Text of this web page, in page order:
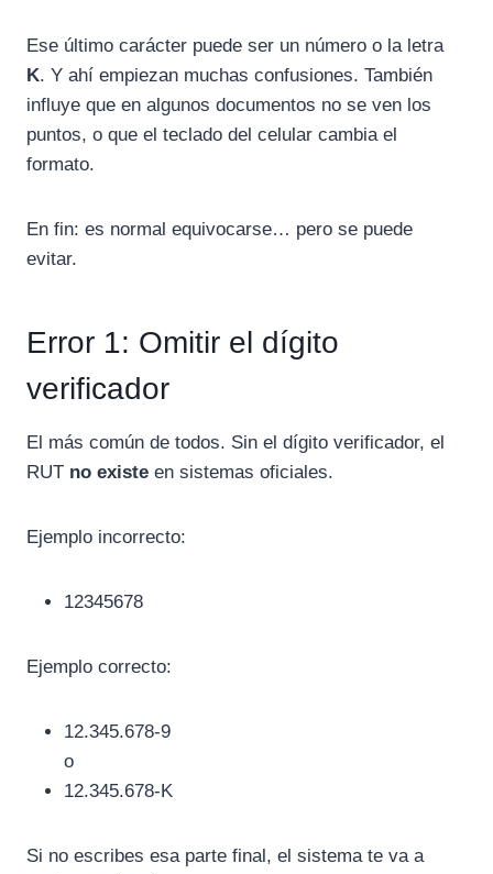
Ese último carácter puede ser un número o la letra
K. Y ahí empiezan muchas confusiones. También
influye que en algunos documentos no se ven los
puntos, o que el teclado del celular cambia el
formato.
En fin: es normal equivocarse… pero se puede
evitar.
Error 1: Omitir el dígito
verificador
El más común de todos. Sin el dígito verificador, el
RUT no existe en sistemas oficiales.
Ejemplo incorrecto:
12345678
Ejemplo correcto:
12.345.678-9
o
12.345.678-K
Si no escribes esa parte final, el sistema te va a